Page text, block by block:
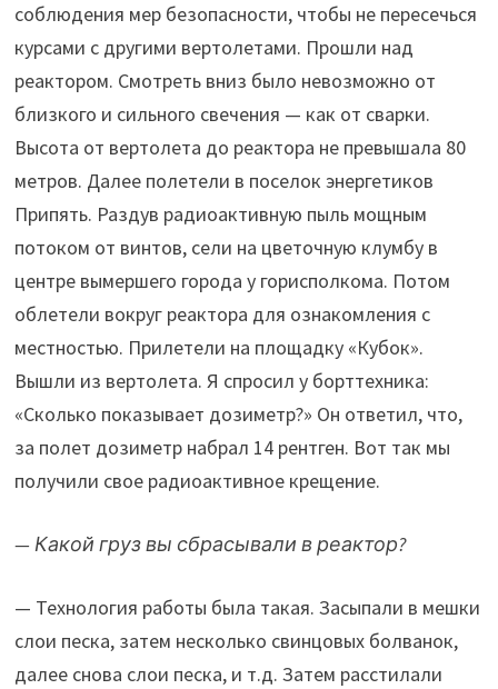
соблюдения мер безопасности, чтобы не пересечься
курсами с другими вертолетами. Прошли над
реактором. Смотреть вниз было невозможно от
близкого и сильного свечения — как от сварки.
Высота от вертолета до реактора не превышала 80
метров. Далее полетели в поселок энергетиков
Припять. Раздув радиоактивную пыль мощным
потоком от винтов, сели на цветочную клумбу в
центре вымершего города у горисполкома. Потом
облетели вокруг реактора для ознакомления с
местностью. Прилетели на площадку «Кубок».
Вышли из вертолета. Я спросил у борттехника:
«Сколько показывает дозиметр?» Он ответил, что,
за полет дозиметр набрал 14 рентген. Вот так мы
получили свое радиоактивное крещение.
— Какой груз вы сбрасывали в реактор?
— Технология работы была такая. Засыпали в мешки
слои песка, затем несколько свинцовых болванок,
далее снова слои песка, и т.д. Затем расстилали